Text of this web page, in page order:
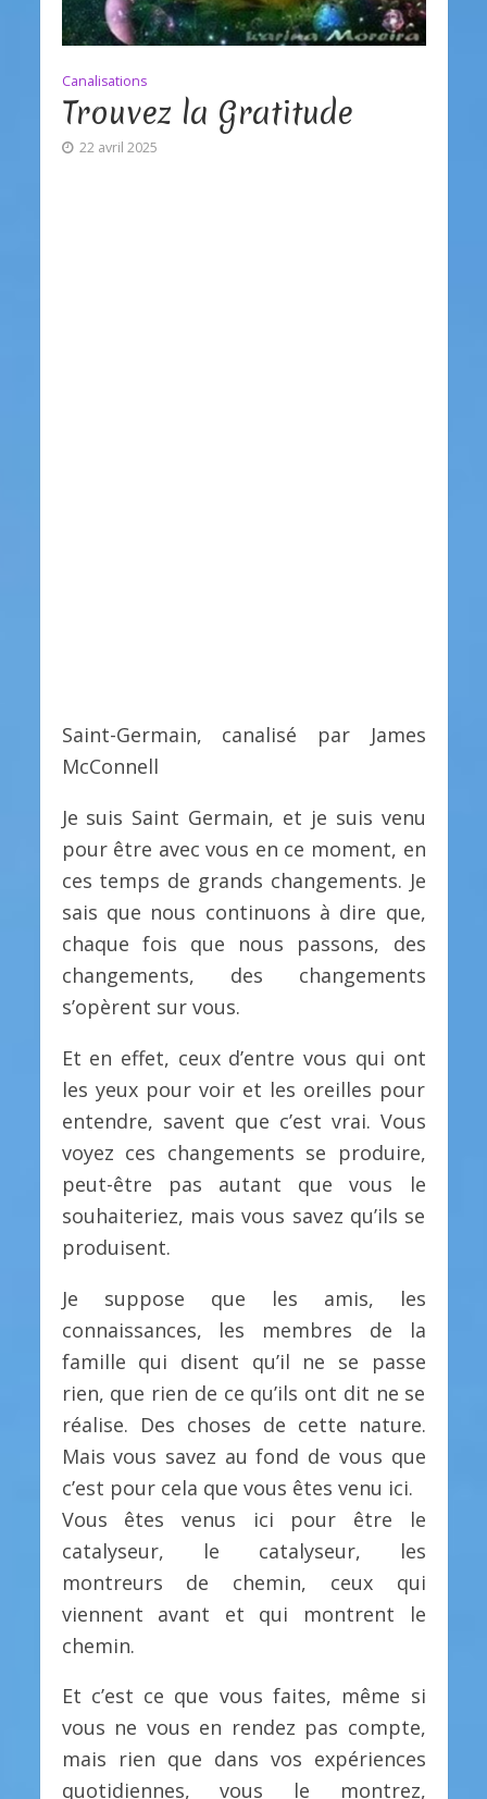
Canalisations
Trouvez la Gratitude
22 avril 2025
Saint-Germain, canalisé par James
McConnell
Je suis Saint Germain, et je suis venu
pour être avec vous en ce moment, en
ces temps de grands changements. Je
sais que nous continuons à dire que,
chaque fois que nous passons, des
changements, des changements
s’opèrent sur vous.
Et en effet, ceux d’entre vous qui ont
les yeux pour voir et les oreilles pour
entendre, savent que c’est vrai. Vous
voyez ces changements se produire,
peut-être pas autant que vous le
souhaiteriez, mais vous savez qu’ils se
produisent.
Je suppose que les amis, les
connaissances, les membres de la
famille qui disent qu’il ne se passe
rien, que rien de ce qu’ils ont dit ne se
réalise. Des choses de cette nature.
Mais vous savez au fond de vous que
c’est pour cela que vous êtes venu ici.
Vous êtes venus ici pour être le
catalyseur, le catalyseur, les
montreurs de chemin, ceux qui
viennent avant et qui montrent le
chemin.
Et c’est ce que vous faites, même si
vous ne vous en rendez pas compte,
mais rien que dans vos expériences
quotidiennes, vous le montrez,